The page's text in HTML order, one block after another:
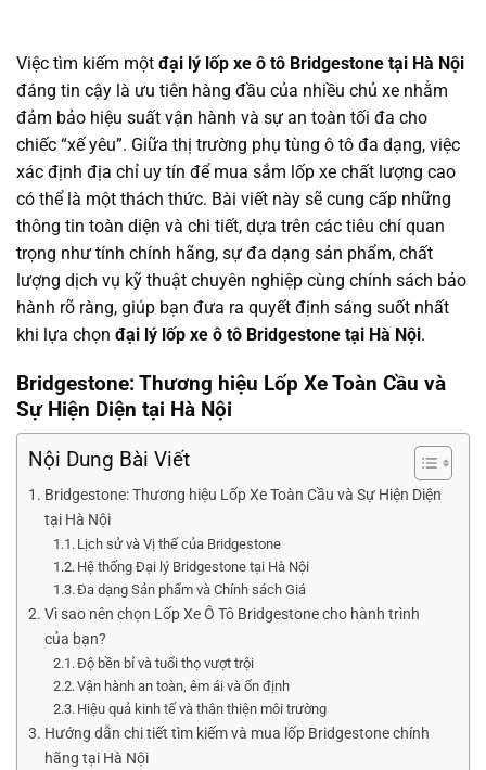
Việc tìm kiếm một đại lý lốp xe ô tô Bridgestone tại Hà Nội
đáng tin cậy là ưu tiên hàng đầu của nhiều chủ xe nhằm
đảm bảo hiệu suất vận hành và sự an toàn tối đa cho
chiếc “xế yêu”. Giữa thị trường phụ tùng ô tô đa dạng, việc
xác định địa chỉ uy tín để mua sắm lốp xe chất lượng cao
có thể là một thách thức. Bài viết này sẽ cung cấp những
thông tin toàn diện và chi tiết, dựa trên các tiêu chí quan
trọng như tính chính hãng, sự đa dạng sản phẩm, chất
lượng dịch vụ kỹ thuật chuyên nghiệp cùng chính sách bảo
hành rõ ràng, giúp bạn đưa ra quyết định sáng suốt nhất
khi lựa chọn đại lý lốp xe ô tô Bridgestone tại Hà Nội.
Bridgestone: Thương hiệu Lốp Xe Toàn Cầu và
Sự Hiện Diện tại Hà Nội
Nội Dung Bài Viết
Bridgestone: Thương hiệu Lốp Xe Toàn Cầu và Sự Hiện Diện
tại Hà Nội
Lịch sử và Vị thế của Bridgestone
Hệ thống Đại lý Bridgestone tại Hà Nội
Đa dạng Sản phẩm và Chính sách Giá
Vì sao nên chọn Lốp Xe Ô Tô Bridgestone cho hành trình
của bạn?
Độ bền bỉ và tuổi thọ vượt trội
Vận hành an toàn, êm ái và ổn định
Hiệu quả kinh tế và thân thiện môi trường
Hướng dẫn chi tiết tìm kiếm và mua lốp Bridgestone chính
hãng tại Hà Nội